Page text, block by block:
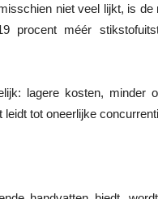
niet veel lijkt, is de
procent méér
lagere kosten, minder
tot oneerlijke